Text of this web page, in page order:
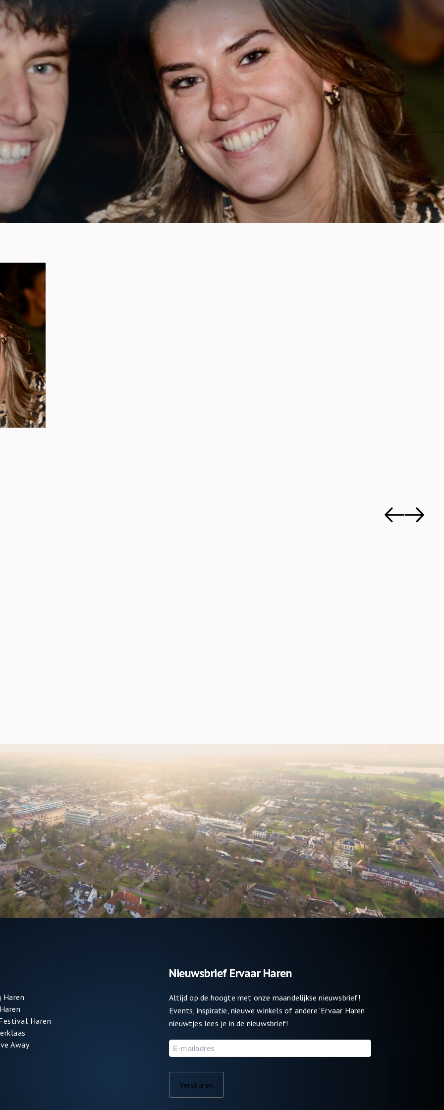
Haren
Haren
Away'
Nieuwsbrief Ervaar Haren
Altijd op de hoogte met onze maandelijkse nieuwsbrief!
Events, inspiratie, nieuwe winkels of andere ‘Ervaar Haren’
nieuwtjes lees je in de nieuwsbrief!
E-
mailadres
Versturen